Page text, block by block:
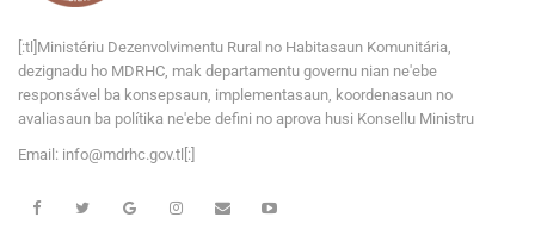
[:tl]Ministériu Dezenvolvimentu Rural no Habitasaun Komunitária,
dezignadu ho MDRHC, mak departamentu governu nian ne'ebe
responsável ba konsepsaun, implementasaun, koordenasaun no
avaliasaun ba polítika ne'ebe defini no aprova husi Konsellu Ministru
Email: info@md rhc.gov.tl[:]